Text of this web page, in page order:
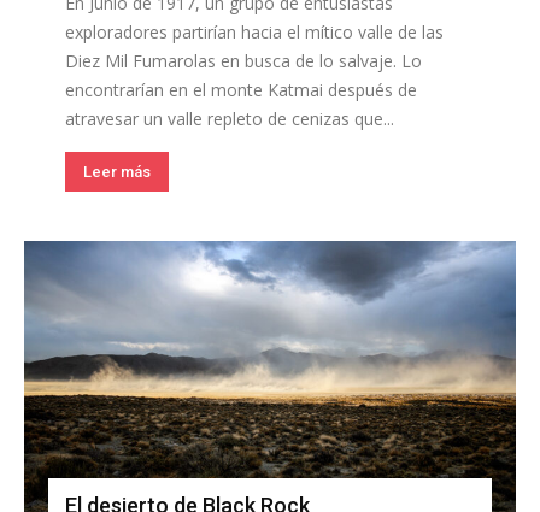
exploradores partirían hacia el mítico valle de las
Diez Mil Fumarolas en busca de lo salvaje. Lo
encontrarían en el monte Katmai después de
atravesar un valle repleto de cenizas que...
Leer más
El desierto de Black Rock